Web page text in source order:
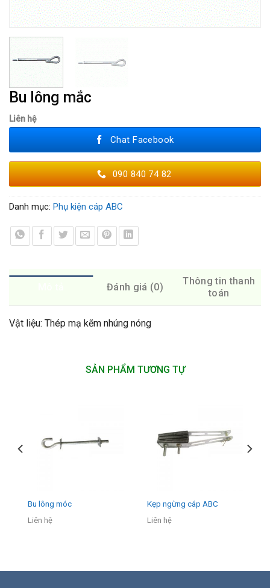
Bu lông mắc
Liên hệ
Chat Facebook
090 840 74 82
Danh mục: Phụ kiện cáp ABC
Đánh giá (0)
Thông tin thanh
toán
Vật liệu: Thép mạ kẽm nhúng nóng
SẢN PHẨM TƯƠNG TỰ
Bu lông móc
Liên hệ
Kẹp ngừng cáp ABC
Liên hệ